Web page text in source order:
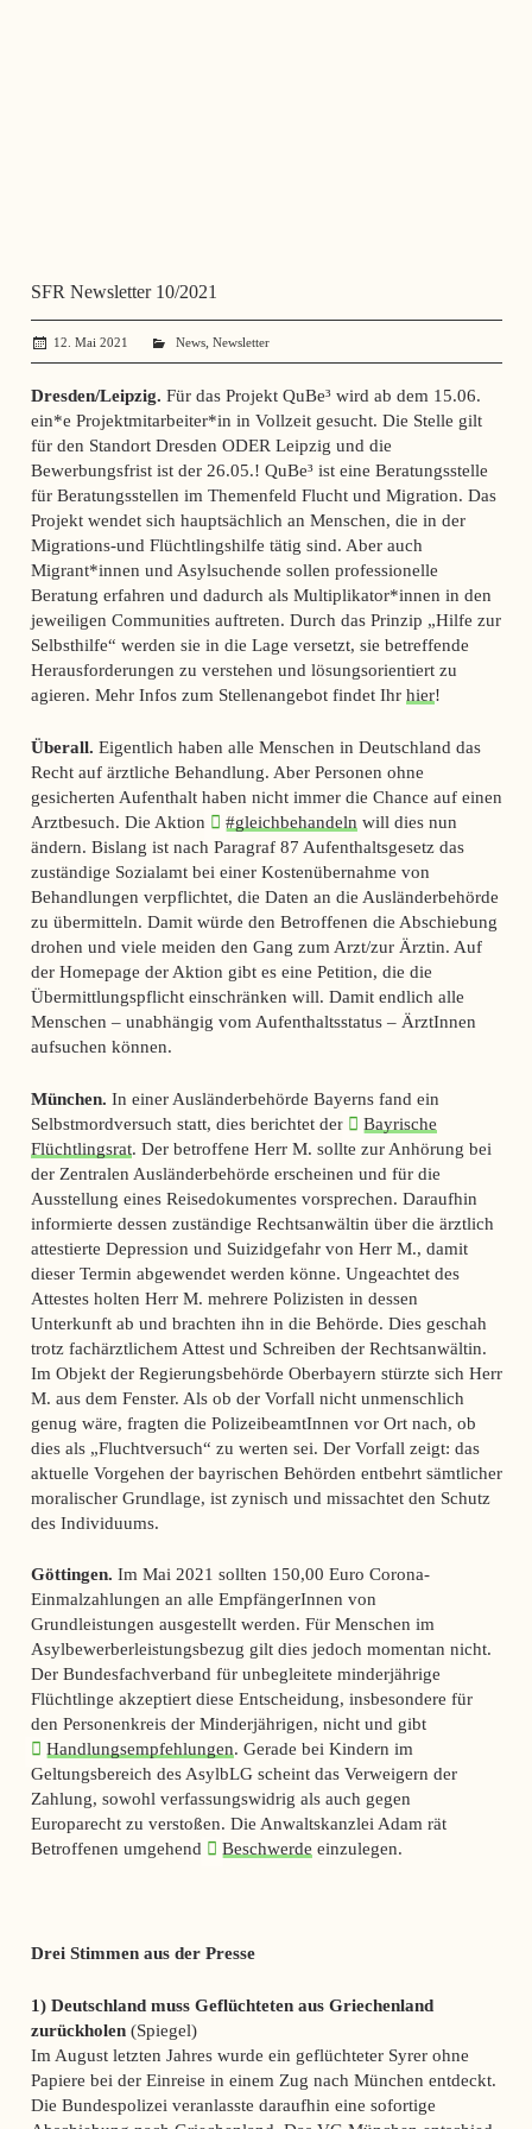
SFR Newsletter 10/2021
12. Mai 2021 administrator
News, Newsletter
Dresden/Leipzig. Für das Projekt QuBe³ wird ab dem 15.06.
ein*e Projektmitarbeiter*in in Vollzeit gesucht. Die Stelle gilt
für den Standort Dresden ODER Leipzig und die
Bewerbungsfrist ist der 26.05.! QuBe³ ist eine Beratungsstelle
für Beratungsstellen im Themenfeld Flucht und Migration. Das
Projekt wendet sich hauptsächlich an Menschen, die in der
Migrations-und Flüchtlingshilfe tätig sind. Aber auch
Migrant*innen und Asylsuchende sollen professionelle
Beratung erfahren und dadurch als Multiplikator*innen in den
jeweiligen Communities auftreten. Durch das Prinzip „Hilfe zur
Selbsthilfe“ werden sie in die Lage versetzt, sie betreffende
Herausforderungen zu verstehen und lösungsorientiert zu
agieren. Mehr Infos zum Stellenangebot findet Ihr hier!
Überall. Eigentlich haben alle Menschen in Deutschland das
Recht auf ärztliche Behandlung. Aber Personen ohne
gesicherten Aufenthalt haben nicht immer die Chance auf einen
Arztbesuch. Die Aktion
#gleichbehandeln will dies nun
ändern. Bislang ist nach Paragraf 87 Aufenthaltsgesetz das
zuständige Sozialamt bei einer Kostenübernahme von
Behandlungen verpflichtet, die Daten an die Ausländerbehörde
zu übermitteln. Damit würde den Betroffenen die Abschiebung
drohen und viele meiden den Gang zum Arzt/zur Ärztin. Auf
der Homepage der Aktion gibt es eine Petition, die die
Übermittlungspflicht einschränken will. Damit endlich alle
Menschen – unabhängig vom Aufenthaltsstatus – ÄrztInnen
aufsuchen können.
München. In einer Ausländerbehörde Bayerns fand ein
Selbstmordversuch statt, dies berichtet der
Bayrische
Flüchtlingsrat. Der betroffene Herr M. sollte zur Anhörung bei
der Zentralen Ausländerbehörde erscheinen und für die
Ausstellung eines Reisedokumentes vorsprechen. Daraufhin
informierte dessen zuständige Rechtsanwältin über die ärztlich
attestierte Depression und Suizidgefahr von Herr M., damit
dieser Termin abgewendet werden könne. Ungeachtet des
Attestes holten Herr M. mehrere Polizisten in dessen
Unterkunft ab und brachten ihn in die Behörde. Dies geschah
trotz fachärztlichem Attest und Schreiben der Rechtsanwältin.
Im Objekt der Regierungsbehörde Oberbayern stürzte sich Herr
M. aus dem Fenster. Als ob der Vorfall nicht unmenschlich
genug wäre, fragten die PolizeibeamtInnen vor Ort nach, ob
dies als „Fluchtversuch“ zu werten sei. Der Vorfall zeigt: das
aktuelle Vorgehen der bayrischen Behörden entbehrt sämtlicher
moralischer Grundlage, ist zynisch und missachtet den Schutz
des Individuums.
Göttingen. Im Mai 2021 sollten 150,00 Euro Corona-
Einmalzahlungen an alle EmpfängerInnen von
Grundleistungen ausgestellt werden. Für Menschen im
Asylbewerberleistungsbezug gilt dies jedoch momentan nicht.
Der Bundesfachverband für unbegleitete minderjährige
Flüchtlinge akzeptiert diese Entscheidung, insbesondere für
den Personenkreis der Minderjährigen, nicht und gibt
Handlungsempfehlungen. Gerade bei Kindern im
Geltungsbereich des AsylbLG scheint das Verweigern der
Zahlung, sowohl verfassungswidrig als auch gegen
Europarecht zu verstoßen. Die Anwaltskanzlei Adam rät
Betroffenen umgehend
Beschwerde einzulegen.
Drei Stimmen aus der Presse
1) Deutschland muss Geflüchteten aus Griechenland
zurückholen (Spiegel)
Im August letzten Jahres wurde ein geflüchteter Syrer ohne
Papiere bei der Einreise in einem Zug nach München entdeckt.
Die Bundespolizei veranlasste daraufhin eine sofortige